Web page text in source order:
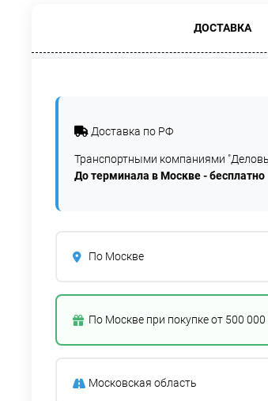
ДОСТАВКА
Доставка по РФ
Транспортными компаниями
До терминала в Москве - бесплатно
По Москве
По Москве при покупке от 500 000
Московская область